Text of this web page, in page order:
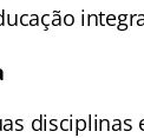
disciplinas